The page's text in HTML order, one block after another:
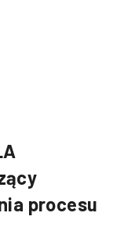
procesu